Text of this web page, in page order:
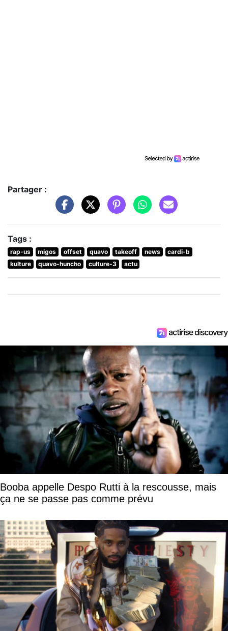
Partager :
Tags :
rap-us migos offset quavo takeoff news
cardi-b
kulture
quavo-huncho culture-3 actu
Booba appelle Despo Rutti à la rescousse, mais
ça ne se passe pas comme prévu